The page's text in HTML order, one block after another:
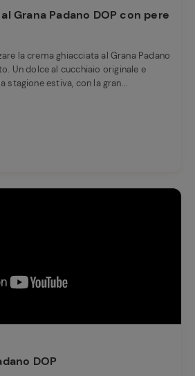
Grana Padano DOP con pere
la crema ghiacciata al Grana Padano
Un dolce al cucchiaio originale e
stagione estiva, con la gran...
DOP